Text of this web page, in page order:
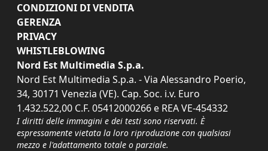
CONDIZIONI DI VENDITA
GERENZA
PRIVACY
WHISTLEBLOWING
Nord Est Multimedia S.p.a.
Nord Est Multimedia S.p.a. - Via Alessandro Poerio,
34, 30171 Venezia (VE). Cap. Soc. i.v. Euro
1.432.522,00 C.F. 05412000266 e REA VE-454332
I diritti delle immagini e dei testi sono riservati. È
espressamente vietata la loro riproduzione con qualsiasi
mezzo e l'adattamento totale o parziale.